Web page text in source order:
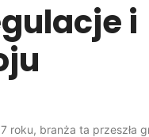
i
roku, branża ta przeszła